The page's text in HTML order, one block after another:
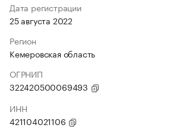
Дата регистрации
25 августа 2022
Регион
Кемеровская область
ОГРНИП
322420500069493
ИНН
421104021106